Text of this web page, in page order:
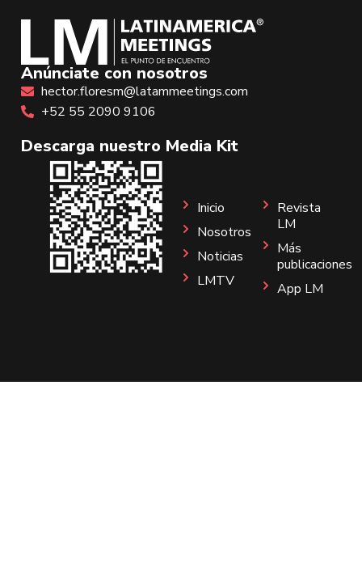
Anúnciate con nosotros
hector.floresm@latammeetings.com
+52 55 2090 9106
Descarga nuestro Media Kit
Inicio
Nosotros
Noticias
LMTV
Revista
LM
Más
publicaciones
App LM